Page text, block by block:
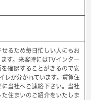
るため毎日忙しい人にもお
す。来客時にはTVインター
確認することがきるので安
レが分かれています。賃貸住
当社へご連絡下さい。当社
住まいのご紹介をいたしま